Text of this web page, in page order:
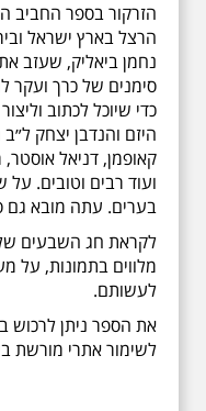
הזרקור בספר החביב
הרצל בארץ ישראל
נחמן ביאליק, שעזב
סימנים של כרך ועקר
כדי שיוכל לכתוב
היזם והנדבן יצחק
קאופמן, דניאל
ועוד רבים וטובים.
בערים. עתה מובא גם
לקראת חג השבעים של
מלווים בתמונות, על
לעשותם.
את הספר ניתן לרכוש
לשימור אתרי מורשת